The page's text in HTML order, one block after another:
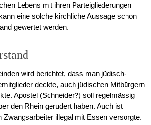
Lebens mit ihren Parteigliederungen
eine solche kirchliche Aussage schon
gewertet werden.
wird berichtet, dass man jüdisch-
deckte, auch jüdischen Mitbürgern
Apostel (Schneider?) soll regelmässig
den Rhein gerudert haben. Auch ist
Zwangsarbeiter illegal mit Essen versorgte.